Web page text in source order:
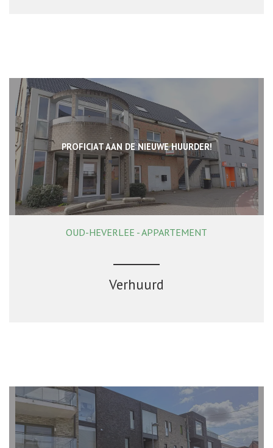
PROFICIAT AAN DE NIEUWE HUURDER!
96 m² 3 1 Ja
OUD-HEVERLEE - APPARTEMENT
Verhuurd